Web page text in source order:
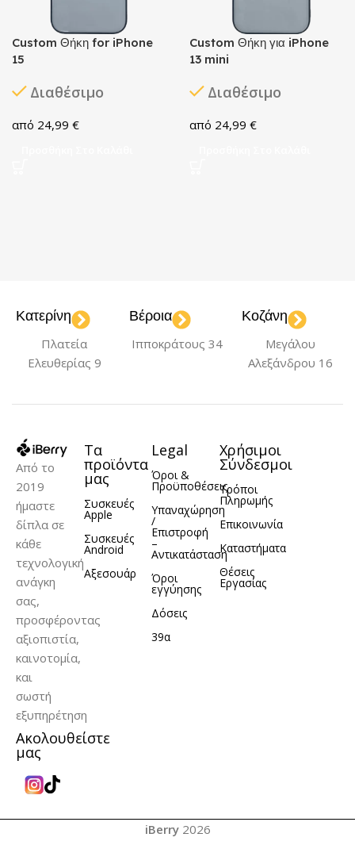
Custom Θήκη for iPhone
15
Διαθέσιμο
24,99 €
Custom Θήκη για iPhone
13 mini
Διαθέσιμο
24,99 €
Κατερίνη
Πλατεία
Ελευθερίας 9
Βέροια
Ιπποκράτους 34
Κοζάνη
Μεγάλου
Αλεξάνδρου 16
Από το
2019
ήμαστε
δίπλα σε
κάθε
τεχνολογική
ανάγκη
σας,
προσφέροντας
αξιοπιστία,
καινοτομία,
και
σωστή
εξυπηρέτηση
Ακολουθείστε
μας
Τα
προϊόντα
μας
Συσκευές
Apple
Συσκευές
Android
Αξεσουάρ
Legal
Όροι &
Προϋποθέσεις
Υπαναχώρηση
/
Επιστροφή
–
Αντικατάσταση
Όροι
εγγύησης
Δόσεις
39α
Χρήσιμοι
Σύνδεσμοι
Τρόποι
Πληρωμής
Επικοινωνία
Καταστήματα
Θέσεις
Εργασίας
iBerry 2026